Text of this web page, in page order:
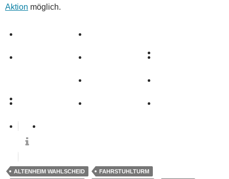
Aktion möglich.
ALTENHEIM WAHLSCHEID
FAHRSTUHLTURM